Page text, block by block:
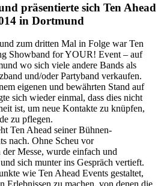
präsentierte sich Ten Ahead
in Dortmund
und zum dritten Mal in Folge war Ten
Showband for YOUR! Event – auf
wo sich viele andere Bands als
und/oder Partyband verkaufen.
eigenen und bewährten Stand auf
sich wieder einmal, dass dies nicht
ist, um neue Kontakte zu knüpfen,
zu pflegen.
Ten Ahead seiner Bühnen-
nach. Ohne Scheu vor
Messe, wurde einfach und
sich munter ins Gespräch vertieft.
wie Ten Ahead Events gestaltet,